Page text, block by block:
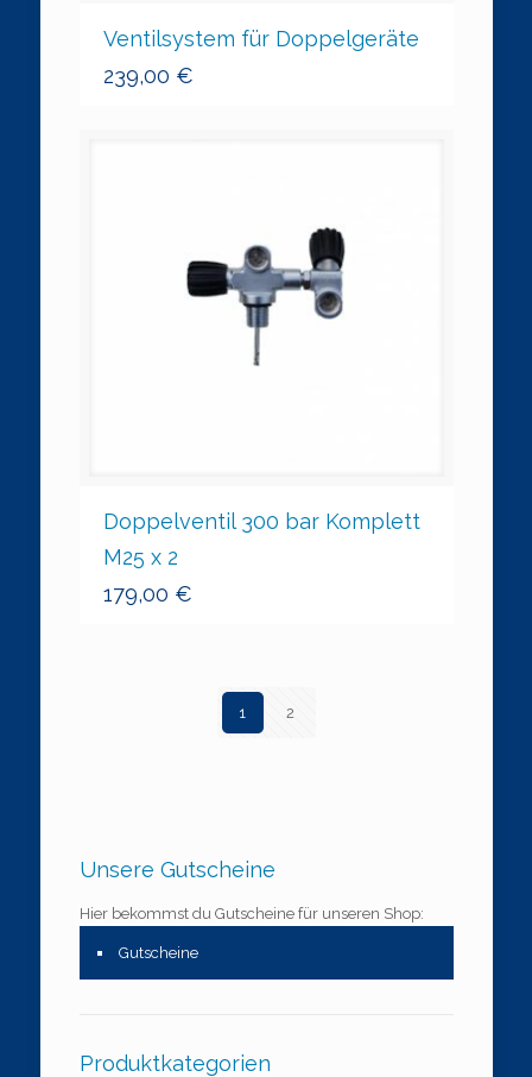
Ventilsystem für Doppelgeräte
239,00 €
Doppelventil 300 bar Komplett
M25 x 2
179,00 €
1 2
Unsere Gutscheine
Hier bekommst du Gutscheine für unseren Shop:
Gutscheine
Produktkategorien